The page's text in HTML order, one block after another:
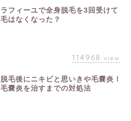
ラフィーユで全身脱毛を3回受けて
毛はなくなった？
114968 view
脱毛後にニキビと思いきや毛嚢炎！
毛嚢炎を治すまでの対処法